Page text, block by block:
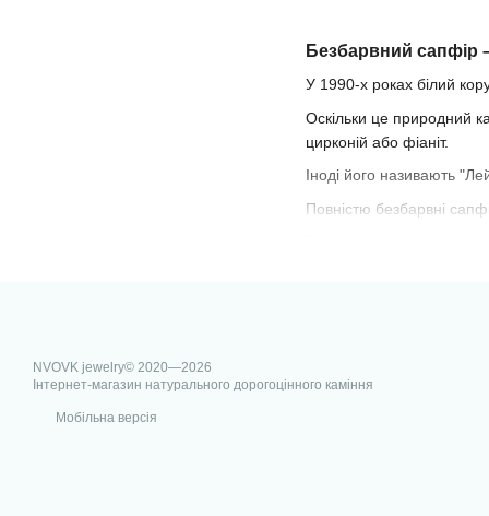
Безбарвний сапфір
У 1990-х роках білий
Оскільки це природний
цирконій або фіаніт.
Іноді його називають
Повністю безбарвні
Зі зростанням
В інтернет магазині
за доступною ціною в
Скористайтеся
NVOVK jewelry© 2020—2026
Інтернет-магазин натурального дорогоцінного каміння
Мобільна версія